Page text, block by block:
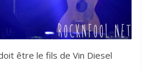
être le fils de Vin Diesel